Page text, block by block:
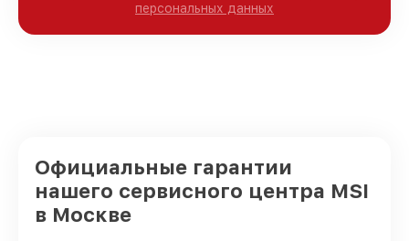
персональных данных
Официальные гарантии
нашего сервисного центра MSI
в Москве